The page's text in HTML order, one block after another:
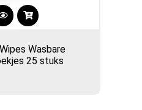
Wasbare
25 stuks